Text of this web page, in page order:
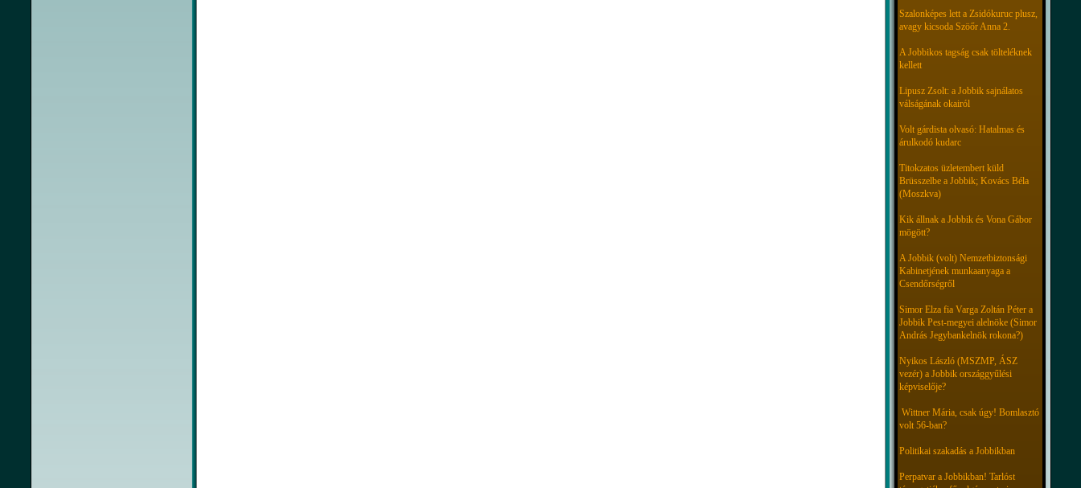
Szalonképes lett a Zsidókuruc plusz,
avagy kicsoda Szöőr Anna 2.
A Jobbikos tagság csak tölteléknek
kellett
Lipusz Zsolt: a Jobbik sajnálatos
válságának okairól
Volt gárdista olvasó: Hatalmas és
árulkodó kudarc
Titokzatos üzletembert küld
Brüsszelbe a Jobbik; Kovács Béla
(Moszkva)
Kik állnak a Jobbik és Vona Gábor
mögött?
A Jobbik (volt) Nemzetbiztonsági
Kabinetjének munkaanyaga a
Csendőrségről
Simor Elza fia Varga Zoltán Péter a
Jobbik Pest-megyei alelnöke (Simor
András Jegybankelnök rokona?)
Nyikos László (MSZMP, ÁSZ
vezér) a Jobbik országgyűlési
képviselője?
Wittner Mária, csak úgy! Bomlasztó
volt 56-ban?
Politikai szakadás a Jobbikban
Perpatvar a Jobbikban! Tarlóst